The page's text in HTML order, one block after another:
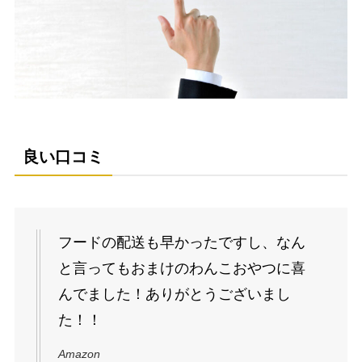
良い口コミ
フードの配送も早かったですし、なん
と言ってもおまけのわんこおやつに喜
んでました！ありがとうございまし
た！！
Amazon